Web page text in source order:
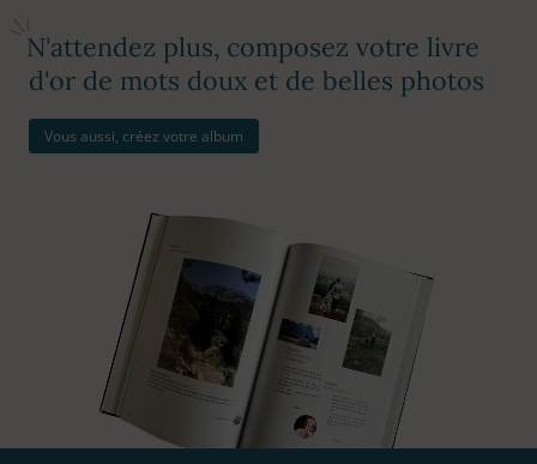
N'attendez plus, composez votre livre
d'or de mots doux et de belles photos
Vous aussi, créez votre album